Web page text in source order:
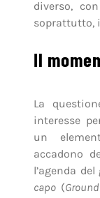
diverso,
soprattutto,
Il
La
interesse
un
accadono
l’agenda
capo(